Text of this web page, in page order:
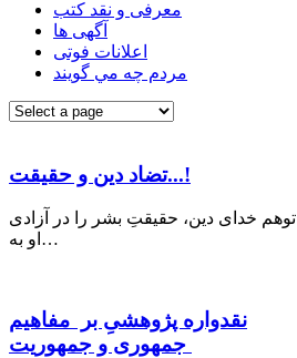
معرفی و نقد کتب
آگهی ها
اعلانات فوتی
مردم چه مي گويند
تضاد دین و حقیقت...!
توهم خدای دین، حقیقتِ بشر را در آزادی
او به…
نقدواره پژوهشیِ بر مفاهیم